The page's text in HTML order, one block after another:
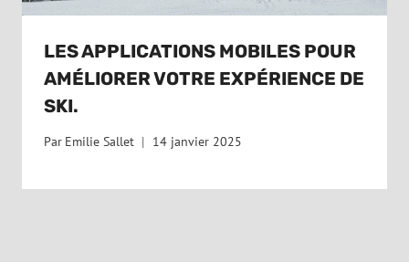
LES APPLICATIONS MOBILES POUR
AMÉLIORER VOTRE EXPÉRIENCE DE
SKI.
Par Emilie Sallet 14 janvier 2025